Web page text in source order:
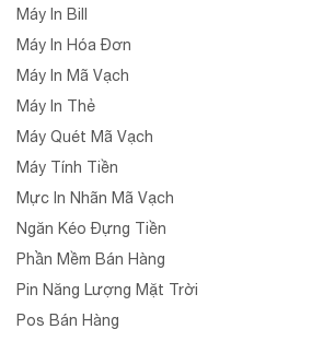
Máy In Bill
Máy In Hóa Đơn
Máy In Mã Vạch
Máy In Thẻ
Máy Quét Mã Vạch
Máy Tính Tiền
Mực In Nhãn Mã Vạch
Ngăn Kéo Đựng Tiền
Phần Mềm Bán Hàng
Pin Năng Lượng Mặt Trời
Pos Bán Hàng